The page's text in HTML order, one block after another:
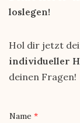
loslegen!
Hol dir jetzt
individueller
deinen Fragen!
a
Name *